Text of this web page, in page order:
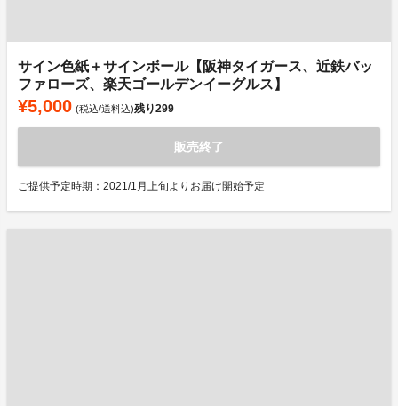
サイン色紙＋サインボール【阪神タイガース、近鉄バッ
ファローズ、楽天ゴールデンイーグルス】
¥5,000 (税込/送料込)残り299
販売終了
ご提供予定時期：2021/1月上旬よりお届け開始予定